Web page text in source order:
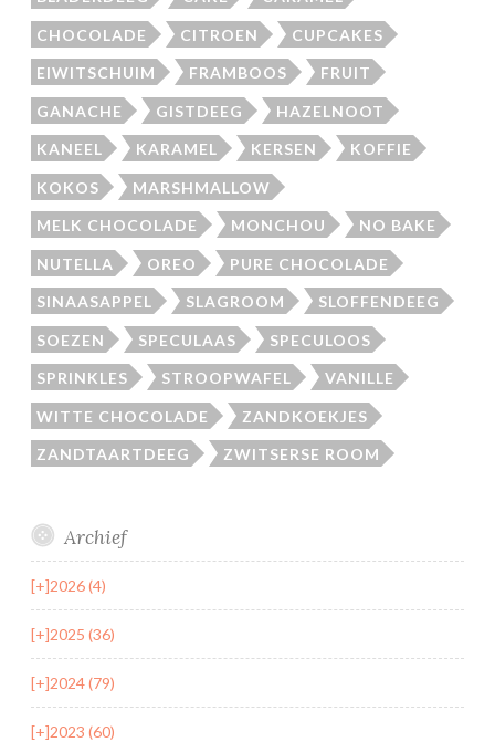
CHOCOLADE CITROEN CUPCAKES
EIWITSCHUIM FRAMBOOS FRUIT
GANACHE GISTDEEG HAZELNOOT
KANEEL KARAMEL KERSEN KOFFIE
KOKOS MARSHMALLOW
MELK CHOCOLADE MONCHOU NO BAKE
NUTELLA OREO PURE CHOCOLADE
SINAASAPPEL SLAGROOM SLOFFENDEEG
SOEZEN SPECULAAS SPECULOOS
SPRINKLES STROOPWAFEL VANILLE
WITTE CHOCOLADE ZANDKOEKJES
ZANDTAARTDEEG ZWITSERSE ROOM
Archief
[+]2026 (4)
[+]2025 (36)
[+]2024 (79)
[+]2023 (60)